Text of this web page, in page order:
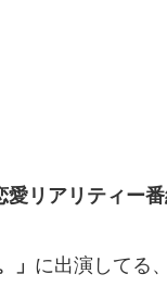
愛リアリティー
」 に出演してる